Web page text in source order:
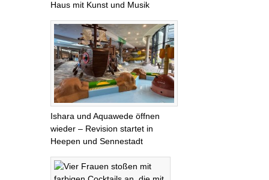
Haus mit Kunst und Musik
Ishara und Aquawede öffnen
wieder – Revision startet in
Heepen und Sennestadt